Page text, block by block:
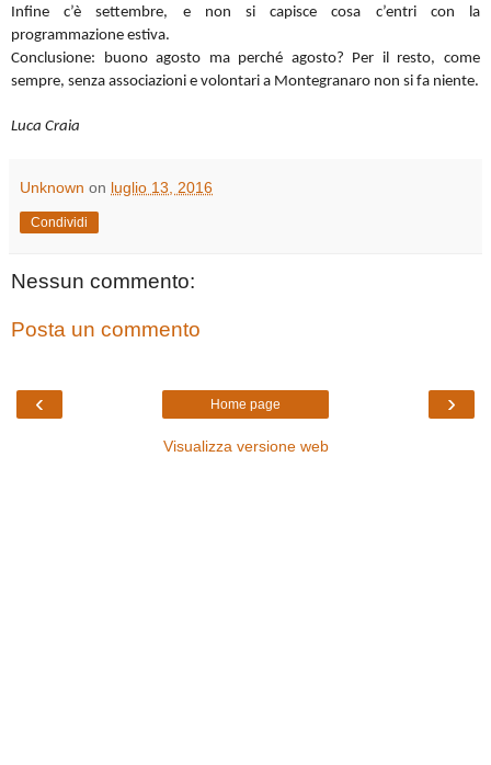
Infine c’è settembre, e non si capisce cosa c’entri con la
programmazione estiva.
Conclusione: buono agosto ma perché agosto? Per il resto, come
sempre, senza associazioni e volontari a Montegranaro non si fa niente.
Luca Craia
Unknown on luglio 13, 2016
Condividi
Nessun commento:
Posta un commento
‹ ›
Home page
Visualizza versione web